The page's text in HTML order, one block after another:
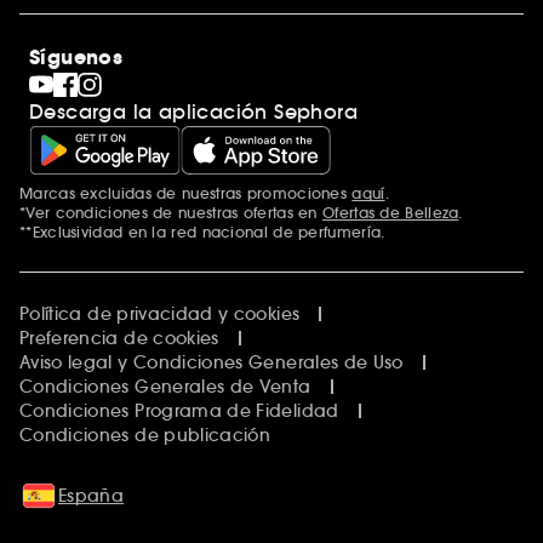
Descubrir Sephora
Código promocional Sephora
Rebajas
San Valentín
Día del Padre
Premio Sephora
Día de la Madre
Calendario Adviento
Singles' Day
Black Friday
Cyber Monday
Síguenos
Descarga la aplicación Sephora
Marcas excluidas de nuestras promocionesaquí.
*Ver condiciones de nuestras ofertas en Ofertas de Belleza.
**Exclusividad en la red nacional de perfumería.
Política de privacidad y cookies
Preferencia de cookies
Aviso legal y Condiciones Generales de Uso
Condiciones Generales de Venta
Condiciones Programa de Fidelidad
Condiciones de publicación
España